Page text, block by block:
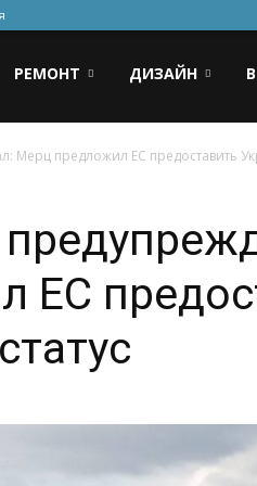
РЕМОНТ ДИЗАЙН
Мерц предложил ЕС предоставить
ЕС